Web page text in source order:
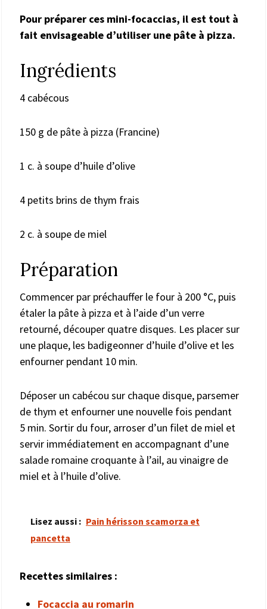
Pour préparer ces mini-focaccias, il est tout à
fait envisageable d’utiliser une pâte à pizza.
Ingrédients
4 cabécous
150 g de pâte à pizza (Francine)
1 c. à soupe d’huile d’olive
4 petits brins de thym frais
2 c. à soupe de miel
Préparation
Commencer par préchauffer le four à 200 °C, puis
étaler la pâte à pizza et à l’aide d’un verre
retourné, découper quatre disques. Les placer sur
une plaque, les badigeonner d’huile d’olive et les
enfourner pendant 10 min.
Déposer un cabécou sur chaque disque, parsemer
de thym et enfourner une nouvelle fois pendant
5 min. Sortir du four, arroser d’un filet de miel et
servir immédiatement en accompagnant d’une
salade romaine croquante à l’ail, au vinaigre de
miel et à l’huile d’olive.
Lisez aussi : Pain hérisson scamorza et
pancetta
Recettes similaires :
Focaccia au romarin